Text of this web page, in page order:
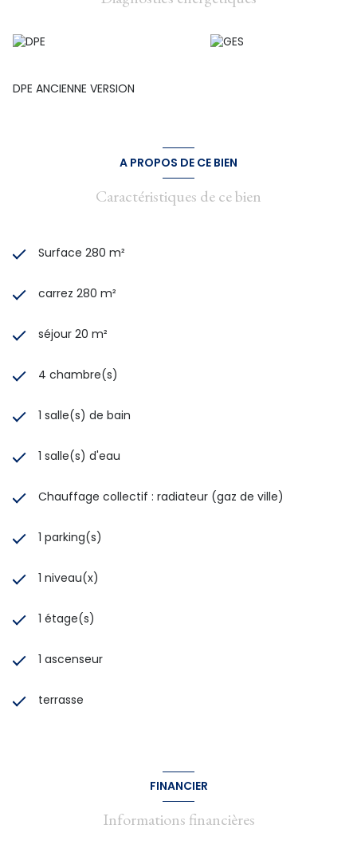
LOCAL COMMERCIAL A RENOVER, MOINS DE TRAVAUX PAR
Le local au rez de chaussée peut recevoir une terrasse ou
un jardin à l'arrière, l'appartement à déjà une terrasse au
COUP DE COEUR FINANCIER DE L'AGENCE .. Prix : 99 900 euros
Frais d'agence inclus commission charge Vendeur. DPE D.
DPE ANCIENNE VERSION
A PROPOS DE CE BIEN
Caractéristiques de ce bien
Surface 280 m²
carrez 280 m²
séjour 20 m²
4 chambre(s)
1 salle(s) de bain
1 salle(s) d'eau
Chauffage collectif : radiateur (gaz de ville)
1 parking(s)
1 niveau(x)
1 étage(s)
1 ascenseur
terrasse
FINANCIER
Informations financières